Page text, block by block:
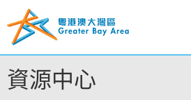
至
容
的
開
資源中心